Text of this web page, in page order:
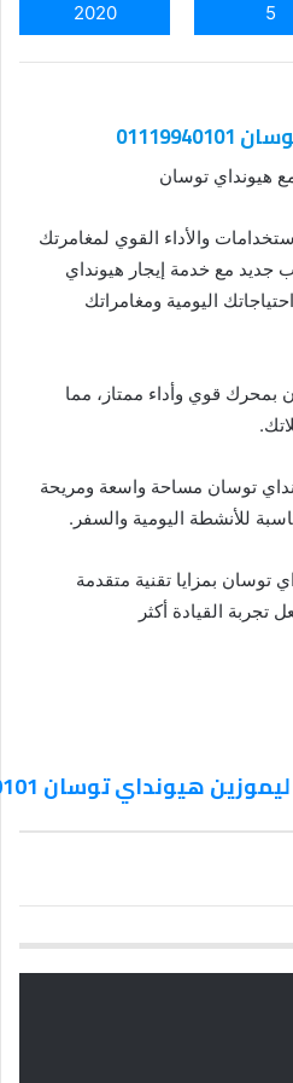
5
2020
مع هيونداي توسان
والأداء القوي لمغامرتك
جديد مع خدمة إيجار هيونداي
اليومية ومغامراتك
بمحرك قوي وأداء ممتاز، مما
توسان مساحة واسعة ومريحة
للأنشطة اليومية والسفر.
توسان بمزايا تقنية متقدمة
القيادة أكثر
هيونداي توسان 01119940101